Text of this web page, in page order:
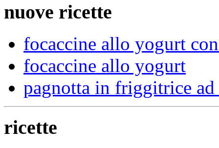
nuove ricette
focaccine allo yogurt
focaccine allo yogurt
pagnotta in friggitrice ad
ricette